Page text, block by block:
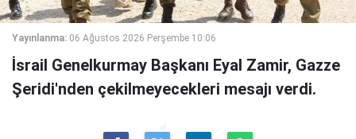
Yayınlanma: 06 Ağustos 2026 Perşembe 10:06
İsrail Genelkurmay Başkanı Eyal Zamir, Gazze
Şeridi'nden çekilmeyecekleri mesajı verdi.